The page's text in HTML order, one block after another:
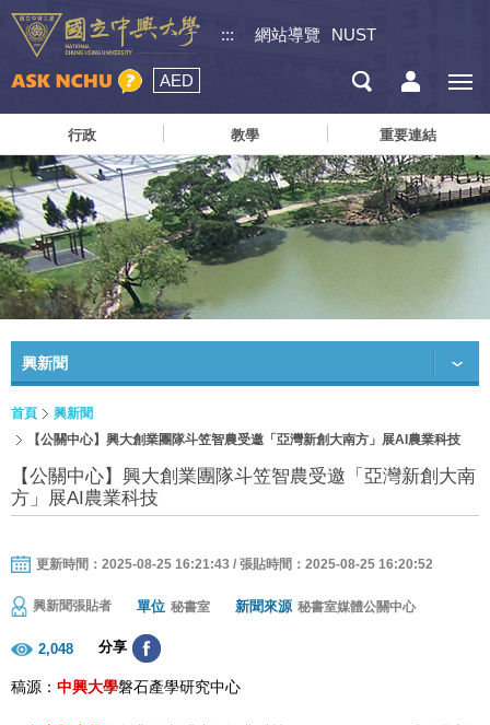
::: 網站導覽 NUST
AED
行政 教學 重要連結
興新聞
首頁
興新聞
【公關中心】興大創業團隊斗笠智農受邀「亞灣新創大南方」展AI農業科技
【公關中心】興大創業團隊斗笠智農受邀「亞灣新創大南
方」展AI農業科技
更新時間：2025-08-25 16:21:43 / 張貼時間：2025-08-25 16:20:52
興新聞張貼者 單位 秘書室 新聞來源 秘書室媒體公關中心
2,048 分享
稿源： 中興大學磐石產學研究中心